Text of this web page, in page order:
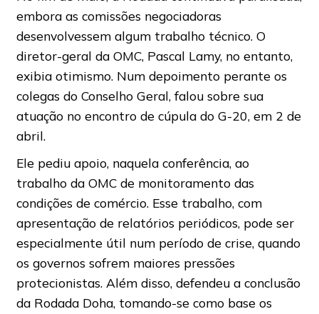
embora as comissões negociadoras
desenvolvessem algum trabalho técnico. O
diretor-geral da OMC, Pascal Lamy, no entanto,
exibia otimismo. Num depoimento perante os
colegas do Conselho Geral, falou sobre sua
atuação no encontro de cúpula do G-20, em 2 de
abril.
Ele pediu apoio, naquela conferência, ao
trabalho da OMC de monitoramento das
condições de comércio. Esse trabalho, com
apresentação de relatórios periódicos, pode ser
especialmente útil num período de crise, quando
os governos sofrem maiores pressões
protecionistas. Além disso, defendeu a conclusão
da Rodada Doha, tomando-se como base os